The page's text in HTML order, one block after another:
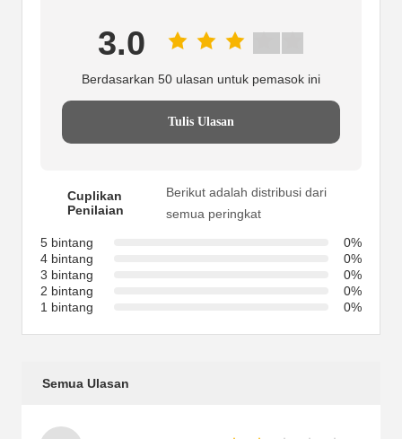
3.0
Berdasarkan 50 ulasan untuk pemasok ini
Tulis Ulasan
Cuplikan
Penilaian
Berikut adalah distribusi dari
semua peringkat
5 bintang
0%
4 bintang
0%
3 bintang
0%
2 bintang
0%
1 bintang
0%
Semua Ulasan